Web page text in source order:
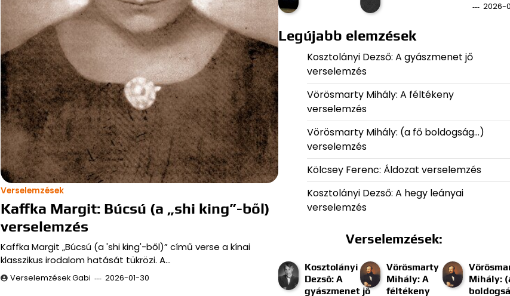
Verselemzések
Kaffka Margit: Búcsú (a „shi king”-ből)
verselemzés
Kaffka Margit „Búcsú (a 'shi king'-ből)” című verse a kínai
klasszikus irodalom hatását tükrözi. A…
Verselemzések Gabi 2026-01-30
2026-
Legújabb elemzések
Kosztolányi Dezső: A gyászmenet jő
verselemzés
Vörösmarty Mihály: A féltékeny
verselemzés
Vörösmarty Mihály: (a fő boldogság…)
verselemzés
Kölcsey Ferenc: Áldozat verselemzés
Kosztolányi Dezső: A hegy leányai
verselemzés
Verselemzések:
Kosztolányi
Dezső: A
gyászmenet jő
Vörösmarty
Mihály: A
féltékeny
Mihály: